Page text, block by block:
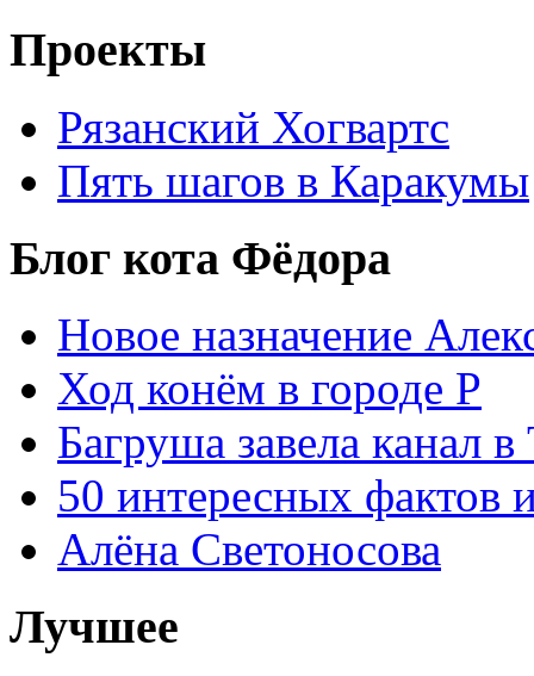
Проекты
Рязанский Хогвартс
Пять шагов в Каракумы
Блог кота Фёдора
Новое назначение
Ход конём в городе Р
Багруша завела канал в
50 интересных фактов
Алёна Светоносова
Лучшее